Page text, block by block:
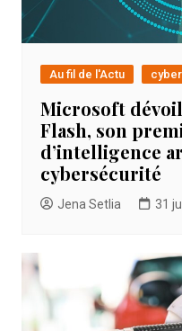
Au fil de l'Actu
Microsoft
Flash, son
d’intelligence
cybersécurité
Jena Setlia 31